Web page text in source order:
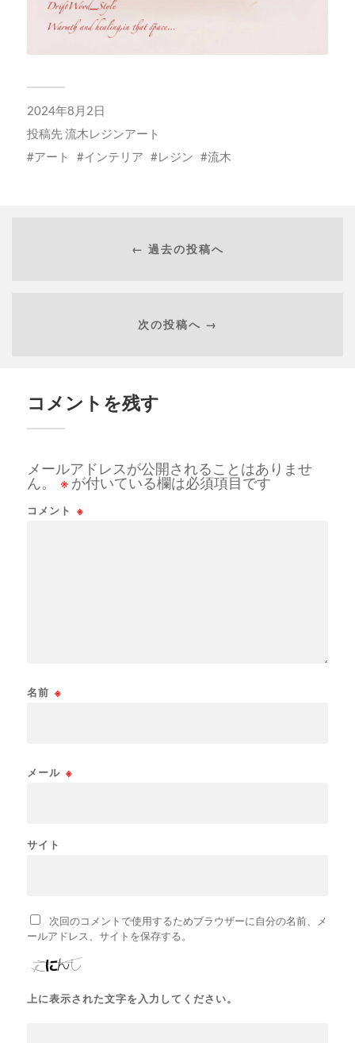
2024年8月2日
投稿先流木レジンアート
アート
インテリア レジン 流木
← 過去の投稿へ
次の投稿へ →
コメントを残す
メールアドレスが公開されることはありませ
ん。
※ が付いている欄は必須項目です
コメント ※
名前 ※
メール ※
サイト
次回のコメントで使用するためブラウザーに自分の名前、メ
ールアドレス、サイトを保存する。
上に表示された文字を入力してください。